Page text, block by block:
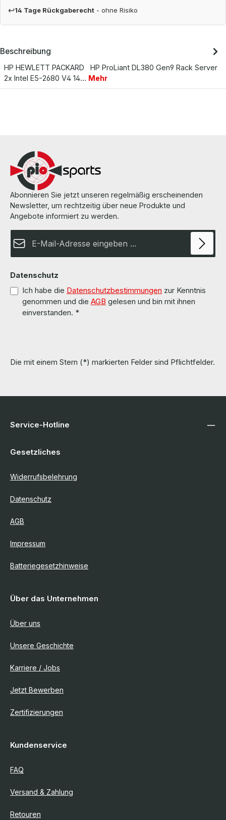
↩14 Tage Rückgaberecht - ohne Risiko
Beschreibung
HP HEWLETT PACKARD HP ProLiant DL380 Gen9 Rack Server
2x Intel E5-2680 V4 14… Mehr
Abonnieren Sie jetzt unseren regelmäßig erscheinenden
Newsletter, um rechtzeitig über neue Produkte und
Angebote informiert zu werden.
Datenschutz
Ich habe die Datenschutzbestimmungen zur Kenntnis
genommen und die AGB gelesen und bin mit ihnen
einverstanden. *
Die mit einem Stern (*) markierten Felder sind Pflichtfelder.
Service-Hotline
Gesetzliches
Widerrufsbelehrung
Datenschutz
AGB
Impressum
Batteriegesetzhinweise
Über das Unternehmen
Über uns
Unsere Geschichte
Karriere / Jobs
Jetzt Bewerben
Zertifizierungen
Kundenservice
FAQ
Versand & Zahlung
Retouren